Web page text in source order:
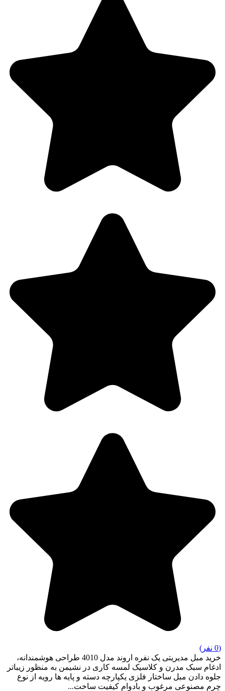
(0 نفر)
خرید مبل مدیریتی یک نفره اروند مدل 4010 طراحی هوشمندانه،
ادغام سبک مدرن و کلاسیک لمسه کاری در نشیمن به منظور زیباتر
جلوه دادن مبل ساختار فلزی یکپارچه دسته و پایه ها رویه از نوع
چرم مصنوعی مرغوب و بادوام کیفیت ساخت...